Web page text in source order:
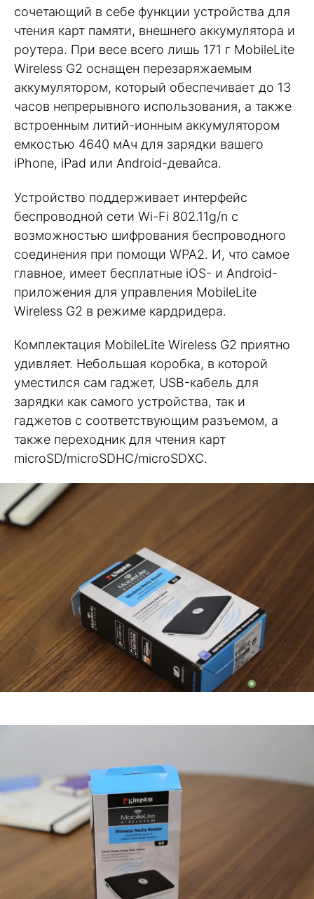
сочетающий в себе функции устройства для
чтения карт памяти, внешнего аккумулятора и
роутера. При весе всего лишь 171 г MobileLite
Wireless G2 оснащен перезаряжаемым
аккумулятором, который обеспечивает до 13
часов непрерывного использования, а также
встроенным литий-ионным аккумулятором
емкостью 4640 мАч для зарядки вашего
iPhone, iPad или Android-девайса.
Устройство поддерживает интерфейс
беспроводной сети Wi-Fi 802.11g/n с
возможностью шифрования беспроводного
соединения при помощи WPA2. И, что самое
главное, имеет бесплатные iOS- и Android-
приложения для управления MobileLite
Wireless G2 в режиме кардридера.
Комплектация MobileLite Wireless G2 приятно
удивляет. Небольшая коробка, в которой
уместился сам гаджет, USB-кабель для
зарядки как самого устройства, так и
гаджетов с соответствующим разъемом, а
также переходник для чтения карт
microSD/microSDHC/microSDXC.